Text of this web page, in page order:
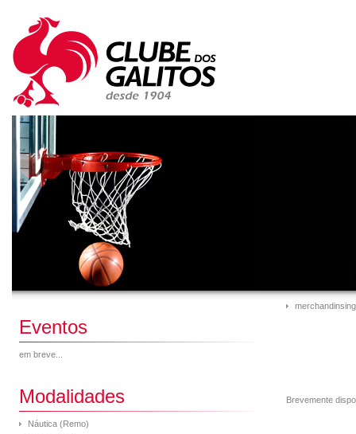
Eventos
em breve...
Modalidades
Náutica (Remo)
merchandinsing
Brevemente